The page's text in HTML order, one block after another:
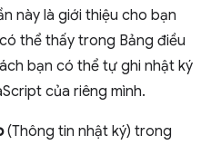
này là giới thiệu cho bạn
thể thấy trong Bảng điều
bạn có thể tự ghi nhật ký
của riêng mình.
(Thông tin nhật ký) trong